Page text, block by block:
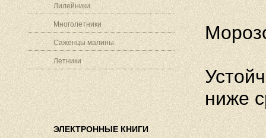
Лилейники.
Многолетники
Саженцы малины.
Летники
ЭЛЕКТРОННЫЕ КНИГИ
ниже